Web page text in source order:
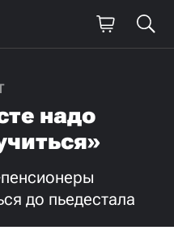
надо
до пьедестала
Разово
1000